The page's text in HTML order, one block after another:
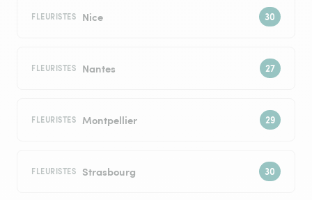
FLEURISTES Nice
FLEURISTES Nantes
FLEURISTES Montpellier
FLEURISTES Strasbourg